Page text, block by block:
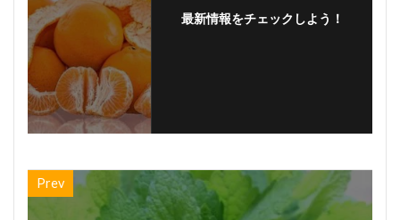
最新情報をチェックしよう！
Prev